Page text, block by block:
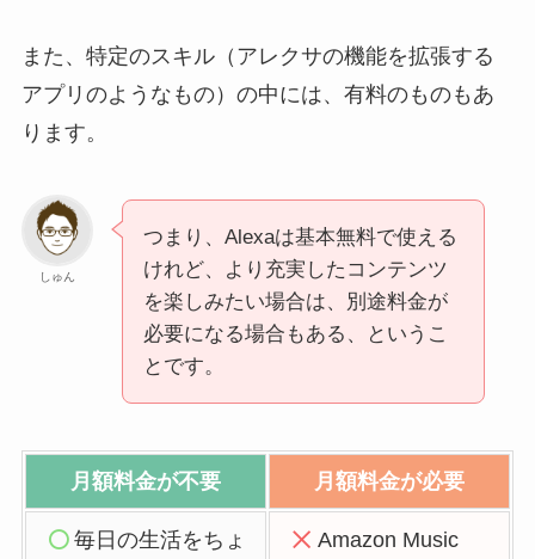
また、特定のスキル（アレクサの機能を拡張する
アプリのようなもの）の中には、有料のものもあ
ります。
しゅん
つまり、Alexaは基本無料で使える
けれど、より充実したコンテンツ
を楽しみたい場合は、別途料金が
必要になる場合もある、というこ
とです。
月額料金が不要 月額料金が必要
毎日の生活をちょ
Amazon Music